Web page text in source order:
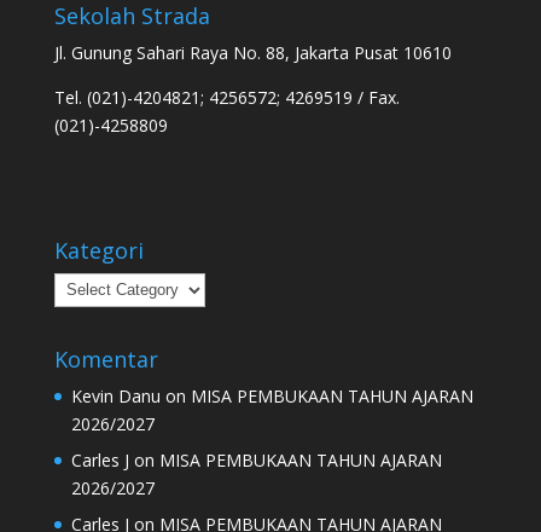
Sekolah Strada
Jl. Gunung Sahari Raya No. 88, Jakarta Pusat 10610
Tel. (021)-4204821; 4256572; 4269519 / Fax.
(021)-4258809
Kategori
Kategori
Komentar
Kevin Danu on MISA PEMBUKAAN TAHUN AJARAN
2026/2027
Carles J on MISA PEMBUKAAN TAHUN AJARAN
2026/2027
Carles J on MISA PEMBUKAAN TAHUN AJARAN